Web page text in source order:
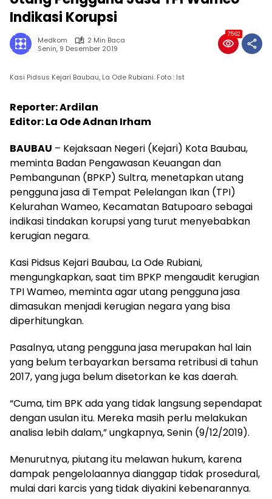
Indikasi Korupsi
Medkom
2 Min Baca
Senin, 9 Desember 2019
7562
Kasi Pidsus Kejari Baubau, La Ode Rubiani. Foto : Ist
Reporter: Ardilan
Editor: La Ode Adnan Irham
BAUBAU – Kejaksaan Negeri (Kejari) Kota Baubau,
meminta Badan Pengawasan Keuangan dan
Pembangunan (BPKP) Sultra, menetapkan utang
pengguna jasa di Tempat Pelelangan Ikan (TPI)
Kelurahan Wameo, Kecamatan Batupoaro sebagai
indikasi tindakan korupsi yang turut menyebabkan
kerugian negara.
Kasi Pidsus Kejari Baubau, La Ode Rubiani,
mengungkapkan, saat tim BPKP mengaudit kerugian
TPI Wameo, meminta agar utang pengguna jasa
dimasukan menjadi kerugian negara yang bisa
diperhitungkan.
Pasalnya, utang pengguna jasa merupakan hal lain
yang belum terbayarkan bersama retribusi di tahun
2017, yang juga belum disetorkan ke kas daerah.
“Cuma, tim BPK ada yang tidak langsung sependapat
dengan usulan itu. Mereka masih perlu melakukan
analisa lebih dalam,” ungkapnya, Senin (9/12/2019).
Menurutnya, piutang itu melawan hukum, karena
dampak pengelolaannya dianggap tidak prosedural,
mulai dari karcis yang tidak diyakini kebenarannya.